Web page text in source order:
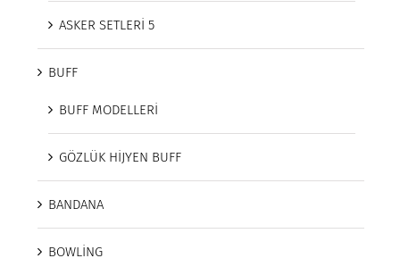
ASKER SETLERİ 5
BUFF
BUFF MODELLERİ
GÖZLÜK HİJYEN BUFF
BANDANA
BOWLİNG